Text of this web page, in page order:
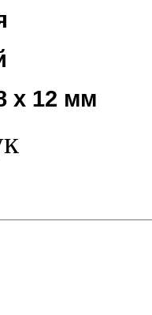
х 12 мм